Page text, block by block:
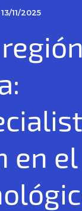
13/11/2025
en el